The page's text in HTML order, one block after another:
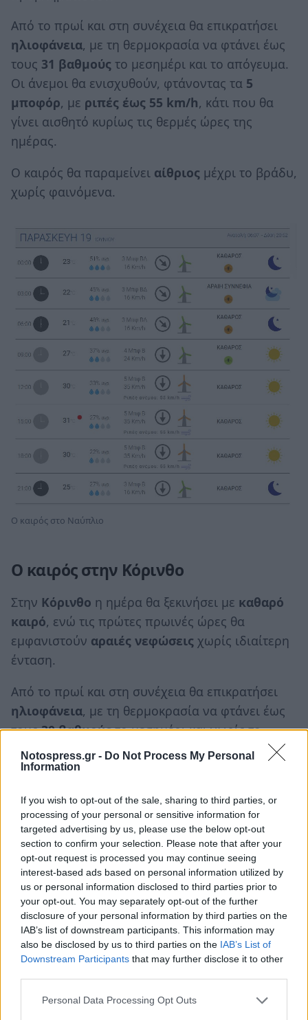
Notospress.gr - Do Not Process My Personal
Information
If you wish to opt-out of the sale, sharing to third parties, or
processing of your personal or sensitive information for
targeted advertising by us, please use the below opt-out
section to confirm your selection. Please note that after your
opt-out request is processed you may continue seeing
interest-based ads based on personal information utilized by
us or personal information disclosed to third parties prior to
your opt-out. You may separately opt-out of the further
disclosure of your personal information by third parties on the
IAB’s list of downstream participants. This information may
also be disclosed by us to third parties on the IAB’s List of
Downstream Participants that may further disclose it to other
Personal Data Processing Opt Outs
Από το πρωί και στη συνέχεια θα επικρατήσει
ηλιοφάνεια, με τη θερμοκρασία να φτάνει έως
τους 31 βαθμούς το μεσημέρι και το απόγευμα.
Οι άνεμοι θα ενισχυθούν, φτάνοντας τα 5
μποφόρ, με ριπές έως 55 km/h, κάτι που θα
γίνει αισθητό κυρίως τις θερμές ώρες της
ημέρας.
Ο καιρός θα παραμείνει αίθριος μέχρι το βράδυ,
χωρίς φαινόμενα.
Ο καιρός στο Ναύπλιο
Ο καιρός στην Κόρινθο
Στην Κόρινθο η ημέρα θα ξεκινήσει με καθαρό
καιρό, ενώ τις πρώτες πρωινές ώρες θα
εμφανιστούν αραιές νεφώσεις χωρίς ιδιαίτερη
ένταση.
Από το πρωί και στη συνέχεια θα επικρατήσει
ηλιοφάνεια, με τη θερμοκρασία να φτάνει έως
τους30 βαθμούςτο μεσημέρι και νωρίς το
απόγευμα. Οι άνεμοι θα ενισχυθούν σημαντικά,
φτάνοντας τα
μεσημέρι και μετά.
Ο καιρός θα παραμείνειαίθριοςέως το βράδυ,
χωρίς φαινόμενα.